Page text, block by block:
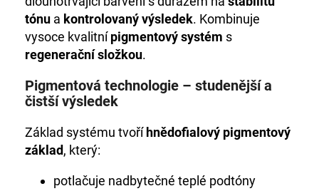
tónu a kontrolovaný výsledek. Kombinuje
vysoce kvalitnípigmentový systém s
regenerační složkou.
Pigmentová technologie – studenější a
čistší výsledek
Základ systému tvoří hnědofialový pigmentový
základ, který:
potlačuje nadbytečné teplé podtóny
m
+DE
LUXE
SVĚTLEHNĚDÁ